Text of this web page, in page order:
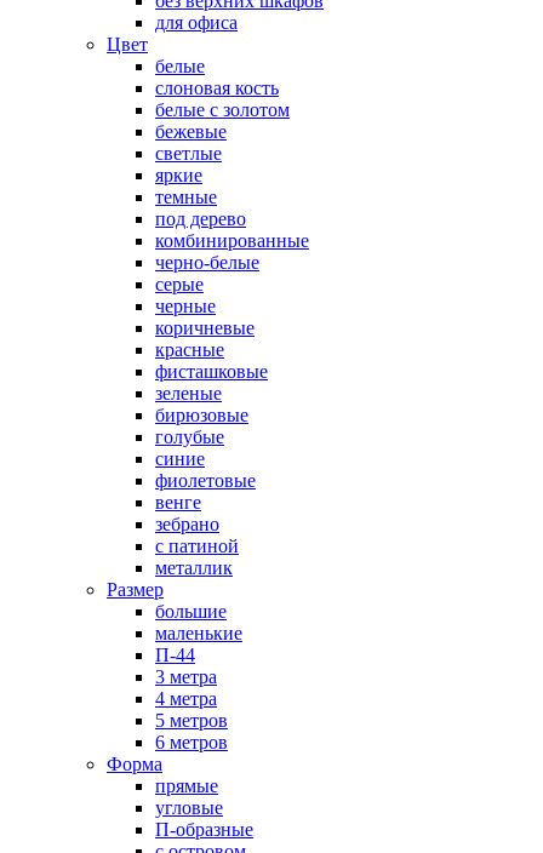
для офиса
Цвет
белые
слоновая кость
белые с золотом
бежевые
светлые
яркие
темные
под дерево
комбинированные
черно-белые
серые
черные
коричневые
красные
фисташковые
зеленые
бирюзовые
голубые
синие
фиолетовые
венге
зебрано
с патиной
металлик
Размер
большие
маленькие
П-44
3 метра
4 метра
5 метров
6 метров
Форма
прямые
угловые
П-образные